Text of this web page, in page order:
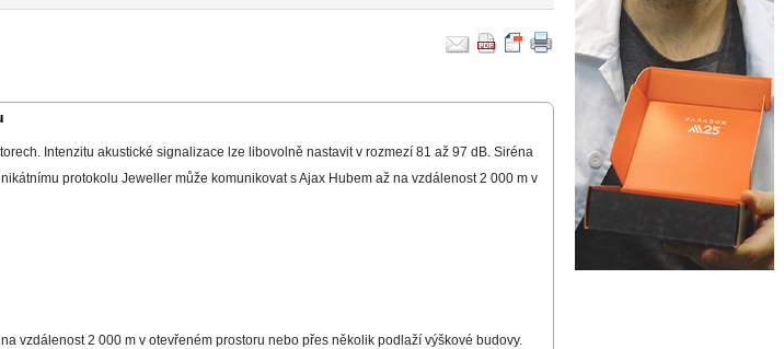
Intenzitu akustické signalizace lze libovolně nastavit v rozmezí 81 až 97 dB. Siréna
protokolu Jeweller může komunikovat s Ajax Hubem až na vzdálenost 2 000 m v
vzdálenost 2 000 m v otevřeném prostoru nebo přes několik podlaží výškové budovy.